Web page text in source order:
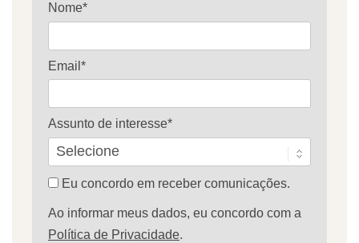
Nome*
Email*
Assunto de interesse*
Eu concordo em receber comunicações.
Ao informar meus dados, eu concordo com a
Política de Privacidade.